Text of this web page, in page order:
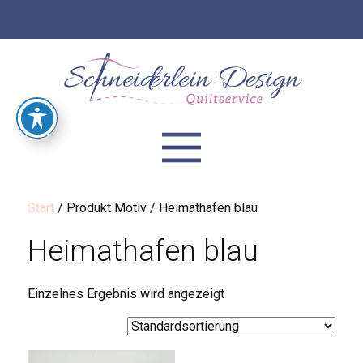
Start / Produkt Motiv / Heimathafen blau
Heimathafen blau
Einzelnes Ergebnis wird angezeigt